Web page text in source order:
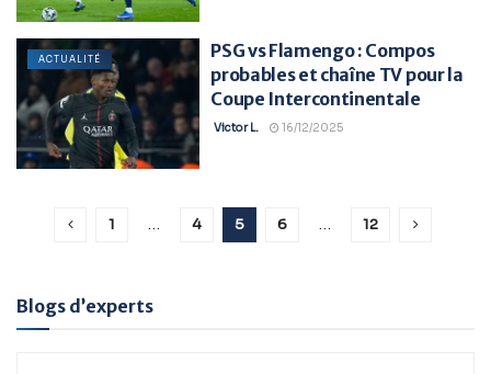
ACTUALITÉ
PSG vs Flamengo : Compos
probables et chaîne TV pour la
Coupe Intercontinentale
Victor L. 16/12/2025
1 … 4 5 6 … 12
Blogs d’experts